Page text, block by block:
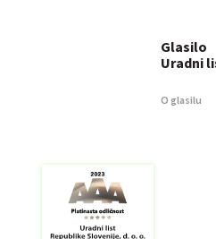
Glasilo
Uradni
O glasilu